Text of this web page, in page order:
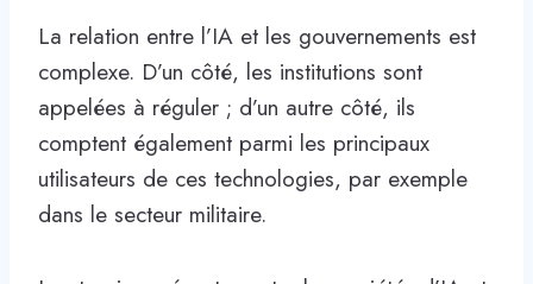
La relation entre l’IA et les gouvernements est
complexe. D’un côté, les institutions sont
appelées à réguler ; d’un autre côté, ils
comptent également parmi les principaux
utilisateurs de ces technologies, par exemple
dans le secteur militaire.